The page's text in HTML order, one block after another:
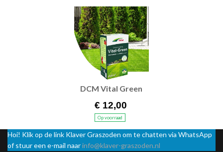
DCM Vital Green
€ 12,00
Op voorraad
Hoi! Klik op de link Klaver Graszoden om te chatten via WhatsApp
of stuur een e-mail naarinfo@klaver-graszoden.nl